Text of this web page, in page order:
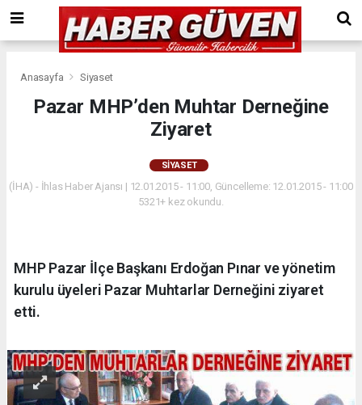
Anasayfa Siyaset
Pazar MHP’den Muhtar Derneğine
Ziyaret
SIYASET
(İHA) - İhlas Haber Ajansı | 12.01.2015 - 11:00, Güncelleme: 12.01.2015 - 11:00
5321+ kez okundu.
MHP Pazar İlçe Başkanı Erdoğan Pınar ve yönetim
kurulu üyeleri Pazar Muhtarlar Derneğini ziyaret
etti.